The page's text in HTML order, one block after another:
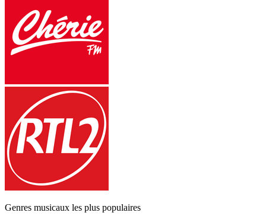
Genres musicaux les plus populaires